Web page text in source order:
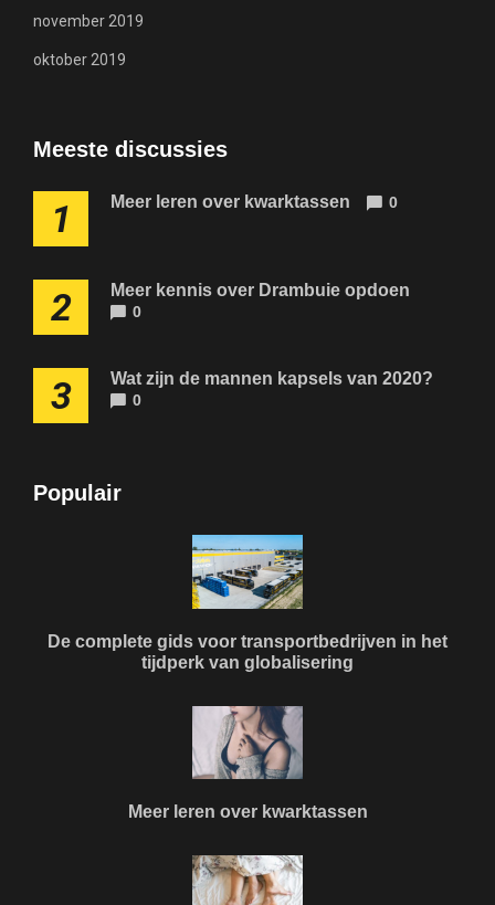
november 2019
oktober 2019
Meeste discussies
1 Meer leren over kwarktassen 0
2 Meer kennis over Drambuie opdoen
0
3 Wat zijn de mannen kapsels van 2020?
0
Populair
De complete gids voor transportbedrijven in het
tijdperk van globalisering
Meer leren over kwarktassen